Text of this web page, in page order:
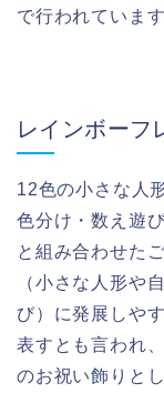
で行われています
レインボーフ
12色の小さな人
色分け・数え遊
と組み合わせた
（小さな人形や
び）に発展しや
表すとも言われ
のお祝い飾りと